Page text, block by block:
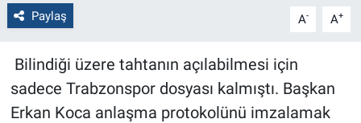
Paylaş A- A+
Bilindiği üzere tahtanın açılabilmesi için
sadece Trabzonspor dosyası kalmıştı. Başkan
Erkan Koca anlaşma protokolünü imzalamak
Genel
Yerel